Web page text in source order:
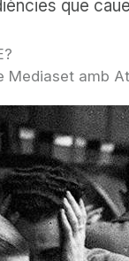
que
Mediaset amb